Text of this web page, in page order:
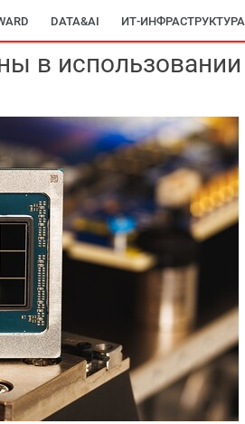
DATA&AI ИТ-ИНФРАСТРУКТУРА
в использовании